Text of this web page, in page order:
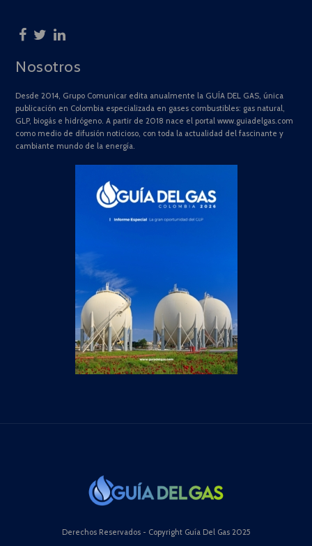
Nosotros
Desde 2014, Grupo Comunicar edita anualmente la GUÍA DEL GAS, única
publicación en Colombia especializada en gases combustibles: gas natural,
GLP, biogás e hidrógeno. A partir de 2018 nace el portal www.guiadelgas.com
como medio de difusión noticioso, con toda la actualidad del fascinante y
cambiante mundo de la energía.
Derechos Reservados - Copyright Guía Del Gas 2025